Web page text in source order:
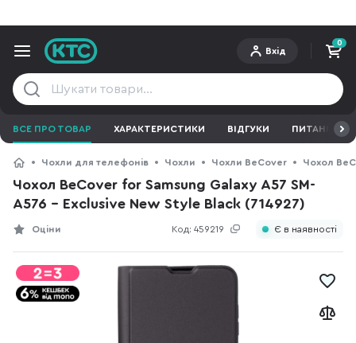
Вхід
0
ВСЕ ПРО ТОВАР ХАРАКТЕРИСТИКИ ВІДГУКИ ПИТАННЯ ТА
Чохли для телефонів Чохли Чохли BeCover Чохол
Чохол BeCover for Samsung Galaxy A57 SM-
A576 - Exclusive New Style Black (714927)
Код: 459219
Оціни Є в наявності